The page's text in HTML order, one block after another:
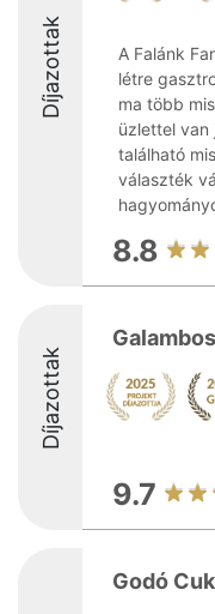
Díjazottak
A Falánk
létre
ma több
üzlettel van
található
választék
8.8
Díjazottak
9.7
Godó